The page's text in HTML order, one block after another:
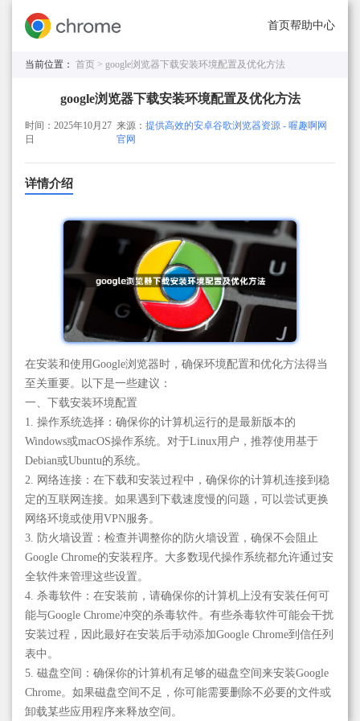
首页帮助中心
当前位置： 首页 > google浏览器下载安装环境配置及优化方法
google浏览器下载安装环境配置及优化方法
时间：2025年10月27
日
来源：提供高效的安卓谷歌浏览器资源 - 喔趣啊网
官网
详情介绍
在安装和使用Google浏览器时，确保环境配置和优化方法得当
至关重要。以下是一些建议：
一、下载安装环境配置
1. 操作系统选择：确保你的计算机运行的是最新版本的
Windows或macOS操作系统。对于Linux用户，推荐使用基于
Debian或Ubuntu的系统。
2. 网络连接：在下载和安装过程中，确保你的计算机连接到稳
定的互联网连接。如果遇到下载速度慢的问题，可以尝试更换
网络环境或使用VPN服务。
3. 防火墙设置：检查并调整你的防火墙设置，确保不会阻止
Google Chrome的安装程序。大多数现代操作系统都允许通过安
全软件来管理这些设置。
4. 杀毒软件：在安装前，请确保你的计算机上没有安装任何可
能与Google Chrome冲突的杀毒软件。有些杀毒软件可能会干扰
安装过程，因此最好在安装后手动添加Google Chrome到信任列
表中。
5. 磁盘空间：确保你的计算机有足够的磁盘空间来安装Google
Chrome。如果磁盘空间不足，你可能需要删除不必要的文件或
卸载某些应用程序来释放空间。